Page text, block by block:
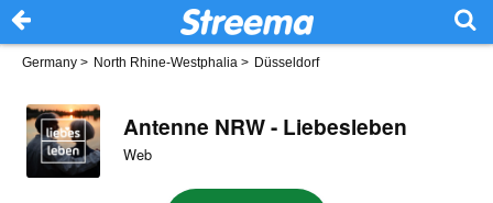
Germany > North Rhine-Westphalia > Düsseldorf
Antenne NRW - Liebesleben
Web